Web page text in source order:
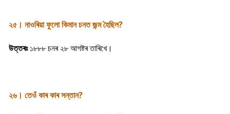
২৫। নাওৰিয়া ফুলো কিমান চনত জন্ম হৈছিল?
উত্তৰঃ১৮৮৮ চনৰ ২৮ আগষ্টৰ তাৰিখে।
২৬। তেওঁ কাৰ কাৰ সন্তান?